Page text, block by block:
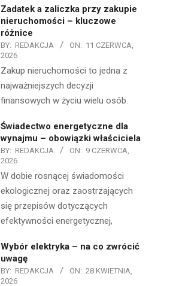
Zadatek a zaliczka przy zakupie
nieruchomości – kluczowe
różnice
BY: REDAKCJA ON: 11 CZERWCA,
2026
Zakup nieruchomości to jedna z
najważniejszych decyzji
finansowych w życiu wielu osób.
Świadectwo energetyczne dla
wynajmu – obowiązki właściciela
BY: REDAKCJA ON: 9 CZERWCA,
2026
W dobie rosnącej świadomości
ekologicznej oraz zaostrzających
się przepisów dotyczących
efektywności energetycznej,
Wybór elektryka – na co zwrócić
uwagę
BY: REDAKCJA ON: 28 KWIETNIA,
2026